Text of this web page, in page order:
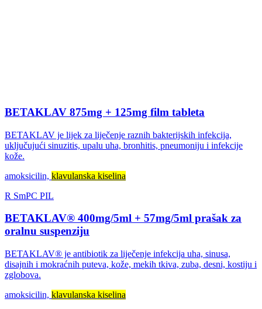
BETAKLAV 875mg + 125mg film tableta
BETAKLAV je lijek za liječenje raznih bakterijskih infekcija,
uključujući sinuzitis, upalu uha, bronhitis, pneumoniju i infekcije
kože.
amoksicilin, klavulanska kiselina
R SmPC PIL
BETAKLAV® 400mg/5ml + 57mg/5ml prašak za
oralnu suspenziju
BETAKLAV® je antibiotik za liječenje infekcija uha, sinusa,
disajnih i mokraćnih puteva, kože, mekih tkiva, zuba, desni, kostiju i
zglobova.
amoksicilin, klavulanska kiselina